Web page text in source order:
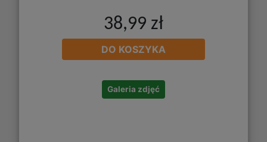
38,99 zł
DO KOSZYKA
Galeria zdjęć